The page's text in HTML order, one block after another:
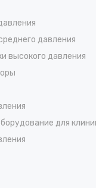
давления
высокого давления
для